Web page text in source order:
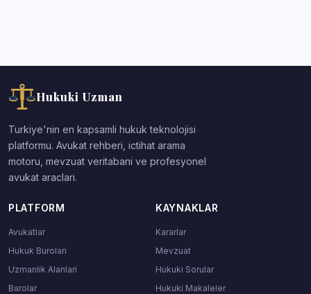
Hukuki Uzman
Turkiye'nin en kapsamli hukuk teknolojisi
platformu. Avukat rehberi, ictihat arama
motoru, mevzuat veritabani ve profesyonel
avukat araclari.
PLATFORM
Avukatlar
Hukuk Burolari
Uzmanlik Alanlari
Barolar
KAYNAKLAR
Kararlar
Mevzuat
Hukuki Sorular
Hukuki Makaleler